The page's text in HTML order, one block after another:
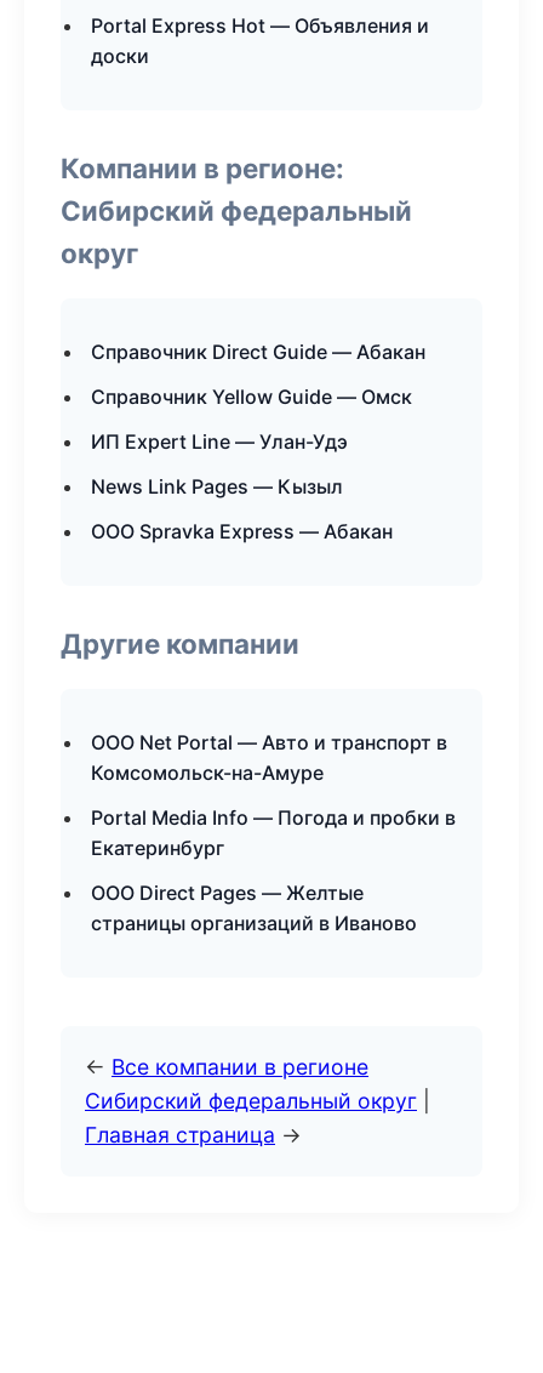
Portal Express Hot — Объявления и
доски
Компании в регионе:
Сибирский федеральный
округ
Справочник Direct Guide — Абакан
Справочник Yellow Guide — Омск
ИП Expert Line — Улан-Удэ
News Link Pages — Кызыл
ООО Spravka Express — Абакан
Другие компании
ООО Net Portal — Авто и транспорт в
Комсомольск-на-Амуре
Portal Media Info — Погода и пробки в
Екатеринбург
ООО Direct Pages — Желтые
страницы организаций в Иваново
← Все компании в регионе
Сибирский федеральный округ
Главная страница →